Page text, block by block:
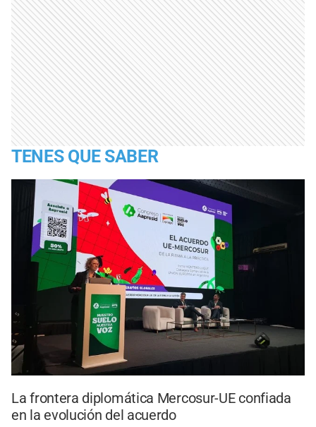
TENES QUE SABER
La frontera diplomática Mercosur-UE confiada
en la evolución del acuerdo